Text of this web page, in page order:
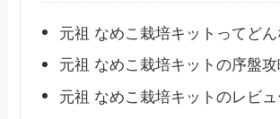
元祖 なめこ栽培キットってどん
元祖 なめこ栽培キットの序盤攻
元祖 なめこ栽培キットのレビ